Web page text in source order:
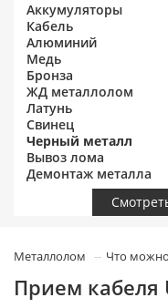
Аккумуляторы
Кабель
Алюминий
Медь
Бронза
ЖД металлолом
Латунь
Свинец
Черный металл
Вывоз лома
Демонтаж металла
Металлолом Что
Прием кабеля